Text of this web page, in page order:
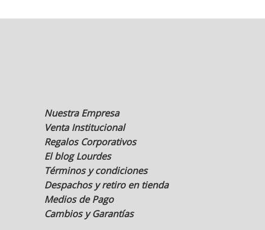
pueden
Nuestra Empresa
Venta Institucional
Regalos Corporativos
El blog Lourdes
Términos y condiciones
Despachos y retiro en tienda
Medios de Pago
Cambios y Garantías